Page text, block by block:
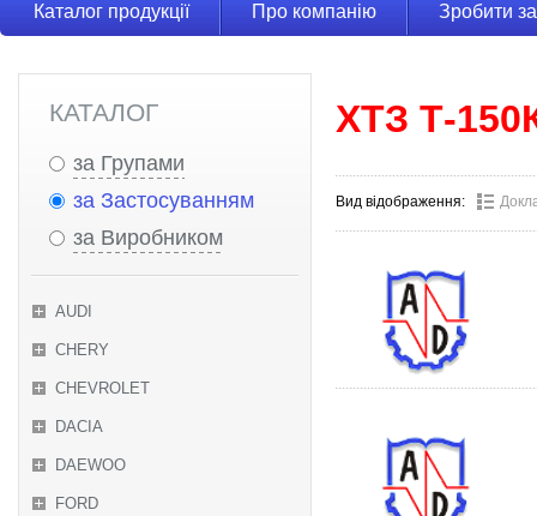
Каталог продукції Про компанію Зробити
КАТАЛОГ
за Групами
за Застосуванням
за Виробником
AUDI
CHERY
CHEVROLET
DACIA
DAEWOO
FORD
ХТЗ Т-
Вид відображення: